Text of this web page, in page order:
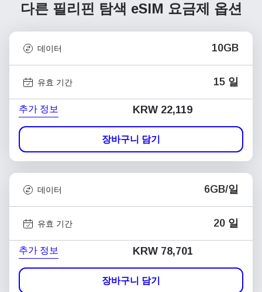
다른 필리핀 탐색 eSIM 요금제 옵션
데이터 10GB
유효 기간 15 일
추가 정보 KRW 22,119
장바구니 담기
데이터 6GB/일
유효 기간 20 일
추가 정보 KRW 78,701
장바구니 담기